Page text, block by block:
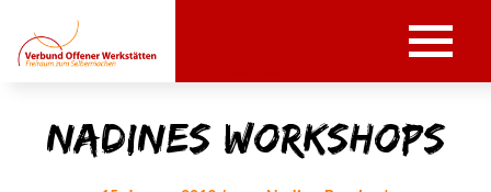
Nadines Workshops